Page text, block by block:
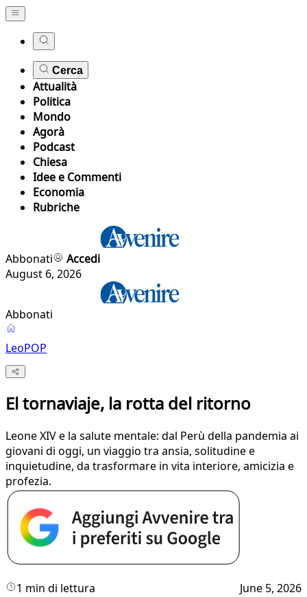
Cerca
Attualità
Politica
Mondo
Agorà
Podcast
Chiesa
Idee e Commenti
Economia
Rubriche
Abbonati
Accedi
August 6, 2026
Abbonati
LeoPOP
El tornaviaje, la rotta del ritorno
Leone XIV e la salute mentale: dal Perù della pandemia ai
giovani di oggi, un viaggio tra ansia, solitudine e
inquietudine, da trasformare in vita interiore, amicizia e
profezia.
1 min di lettura
June 5, 2026